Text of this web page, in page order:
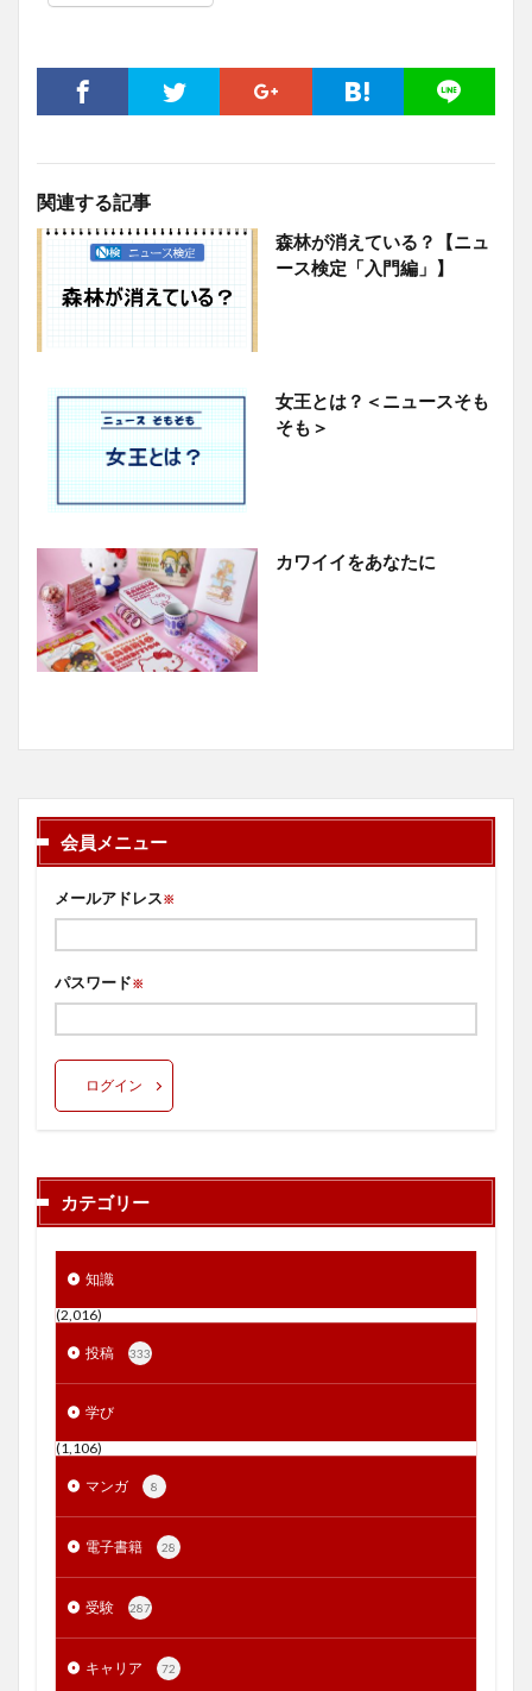
関連する記事
森林が消えている？【ニュ
ース検定「入門編」】
女王とは？＜ニュースそも
そも＞
カワイイをあなたに
会員メニュー
メールアドレス※
パスワード※
ログイン
カテゴリー
知識
(2,016)
投稿 333
学び
(1,106)
マンガ 8
電子書籍 28
受験 287
キャリア 72